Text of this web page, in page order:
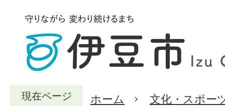
現在ページ ホーム 文化・スポー